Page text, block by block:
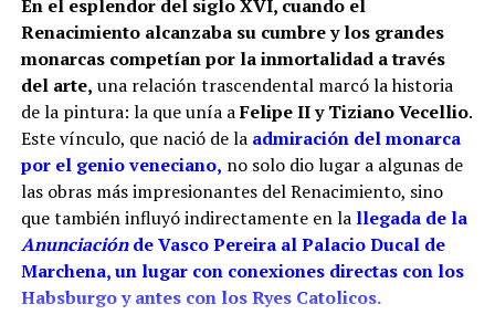
Casa Grande de San Francisco de Sevilla.
Por tanto, más que buscar una sola mano, resulta
más correcto hablar del taller de los Ríos. Cristóbal
habría transmitido el oficio a sus hijos, mientras
Juan fue adquiriendo progresivamente mayor
responsabilidad artística. La reja del coro pudo ser
una obra de juventud realizada bajo la dirección o
con la colaboración paterna. Los documentos
conservan las dos perspectivas: las cuentas
parroquiales relacionan el encargo con Cristóbal y
los pagos finales con sus herederos; el expediente
En el esplendor del siglo XVI, cuando el
Renacimiento alcanzaba su cumbre y los grandes
monarcas competían por la inmortalidad a través
del arte, una relación trascendental marcó la historia
de la pintura: la que unía aFelipe II y Tiziano Vecellio.
Este vínculo, que nació de la admiración del monarca
por el genio veneciano, no solo dio lugar a algunas de
las obras más impresionantes del Renacimiento, sino
que también influyó indirectamente en lallegada de la
Anunciaciónde Vasco Pereira al Palacio Ducal de
Marchena, un lugar con conexiones directas con los
Habsburgo y antes con los Ryes Catolicos.